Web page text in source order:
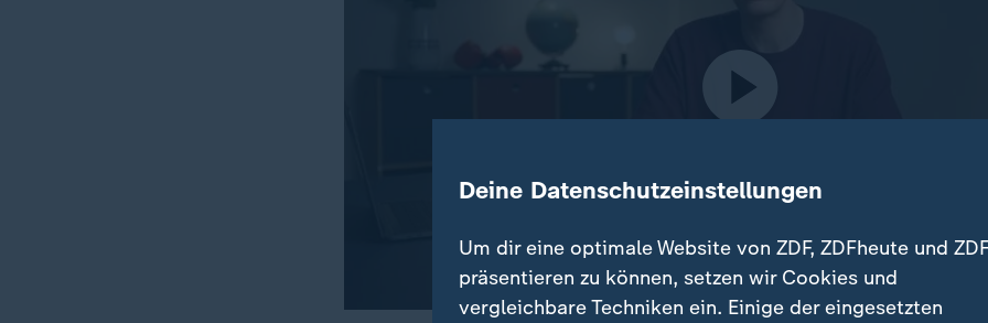
Deine Datenschutzeinstellungen
Um dir eine optimale Website von ZDF, ZDFheute und
präsentieren zu können, setzen wir Cookies und
vergleichbare Techniken ein. Einige der eingesetzten